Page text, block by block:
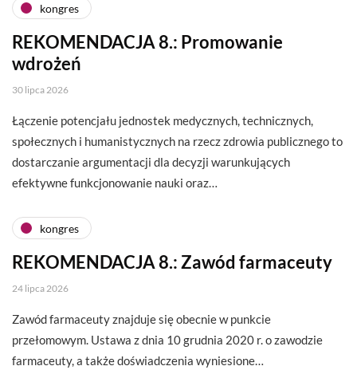
kongres
REKOMENDACJA 8.: Promowanie
wdrożeń
30 lipca 2026
Łączenie potencjału jednostek medycznych, technicznych,
społecznych i humanistycznych na rzecz zdrowia publicznego to
dostarczanie argumentacji dla decyzji warunkujących
efektywne funkcjonowanie nauki oraz…
kongres
REKOMENDACJA 8.: Zawód farmaceuty
24 lipca 2026
Zawód farmaceuty znajduje się obecnie w punkcie
przełomowym. Ustawa z dnia 10 grudnia 2020 r. o zawodzie
farmaceuty, a także doświadczenia wyniesione…